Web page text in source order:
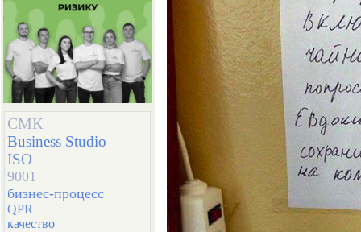
СМК
Business Studio
ISO
9001
бизнес-процесс
QPR
качество